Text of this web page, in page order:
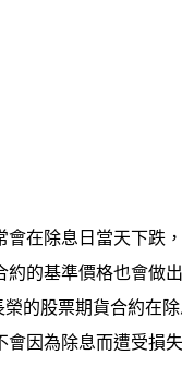
會在除息日當天下跌
的基準價格也會做
的股票期貨合約在
因為除息而遭受損